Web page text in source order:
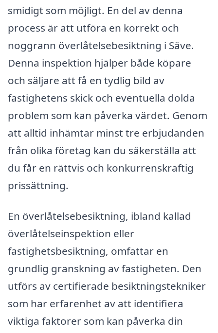
smidigt som möjligt. En del av denna
process är att utföra en korrekt och
noggrann överlåtelsebesiktning i Säve.
Denna inspektion hjälper både köpare
och säljare att få en tydlig bild av
fastighetens skick och eventuella dolda
problem som kan påverka värdet. Genom
att alltid inhämtar minst tre erbjudanden
från olika företag kan du säkerställa att
du får en rättvis och konkurrenskraftig
prissättning.
En överlåtelsebesiktning, ibland kallad
överlåtelseinspektion eller
fastighetsbesiktning, omfattar en
grundlig granskning av fastigheten. Den
utförs av certifierade besiktningstekniker
som har erfarenhet av att identifiera
viktiga faktorer som kan påverka din